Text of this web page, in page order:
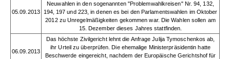
05.09.2013
Neuwahlen in den sogenannten "Problemwahlkreisen" Nr. 94, 132,
194, 197 und 223, in denen es bei den Parlamentswahlen im Oktober
2012 zu Unregelmäßigkeiten gekommen war. Die Wahlen sollen am
15. Dezember dieses Jahres stattfinden.
06.09.2013
Das höchste Zivilgericht lehnt die Anfrage Julija Tymoschenkos ab,
ihr Urteil zu überprüfen. Die ehemalige Ministerpräsidentin hatte
Beschwerde eingereicht, nachdem der Europäische Gerichtshof für